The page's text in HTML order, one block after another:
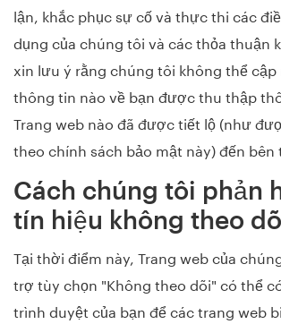
lận, khắc phục sự cố và thực thi các
dụng của chúng tôi và các thỏa thuận
xin lưu ý rằng chúng tôi không thể cập
thông tin nào về bạn được thu thập
Trang web nào đã được tiết lộ (như
theo chính sách bảo mật này) đến bên
Cách chúng tôi phản
tín hiệu không theo
Tại thời điểm này, Trang web của
trợ tùy chọn "Không theo dõi" có thể
trình duyệt của bạn để các trang web